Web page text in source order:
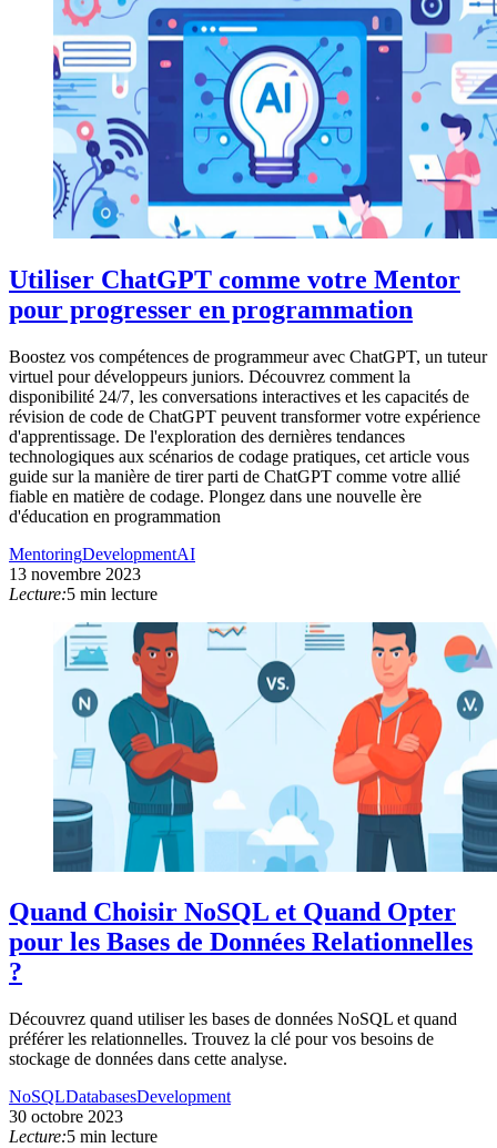
Utiliser ChatGPT comme votre Mentor
pour progresser en programmation
Boostez vos compétences de programmeur avec ChatGPT, un tuteur
virtuel pour développeurs juniors. Découvrez comment la
disponibilité 24/7, les conversations interactives et les capacités de
révision de code de ChatGPT peuvent transformer votre expérience
d'apprentissage. De l'exploration des dernières tendances
technologiques aux scénarios de codage pratiques, cet article vous
guide sur la manière de tirer parti de ChatGPT comme votre allié
fiable en matière de codage. Plongez dans une nouvelle ère
d'éducation en programmation
MentoringDevelopmentAI
13 novembre 2023
Lecture:5 min lecture
Quand Choisir NoSQL et Quand Opter
pour les Bases de Données Relationnelles
?
Découvrez quand utiliser les bases de données NoSQL et quand
préférer les relationnelles. Trouvez la clé pour vos besoins de
stockage de données dans cette analyse.
NoSQLDatabasesDevelopment
30 octobre 2023
Lecture:5 min lecture